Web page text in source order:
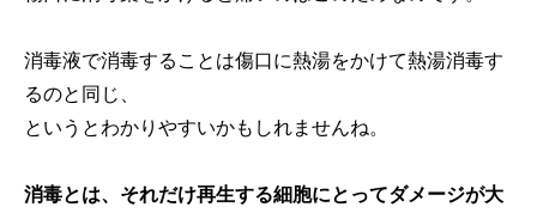
消毒液で消毒することは傷口に熱湯をかけて熱湯消毒す
るのと同じ、
というとわかりやすいかもしれませんね。
消毒とは、それだけ再生する細胞にとってダメージが大